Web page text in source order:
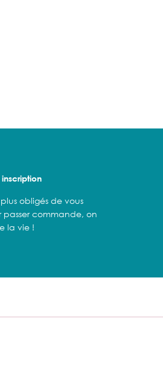
obligés de vous
passer commande, on
la vie !